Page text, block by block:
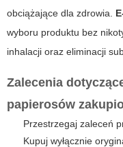
obciążające dla zdrowia.
wyboru produktu bez
inhalacji oraz eliminacji
Zalecenia
papierosów
Przestrzegaj zaleceń
Kupuj wyłącznie